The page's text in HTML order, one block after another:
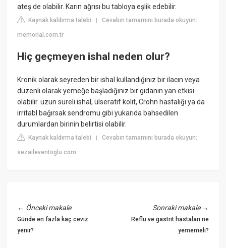
ateş de olabilir. Karın ağrısı bu tabloya eşlik edebilir.
Kaynak kaldırma talebi |Cevabın tamamını burada okuyun:
memorial.com.tr
Hiç geçmeyen ishal neden olur?
Kronik olarak seyreden bir ishal kullandığınız bir ilacın veya
düzenli olarak yemeğe başladığınız bir gıdanın yan etkisi
olabilir. uzun süreli ishal, ülseratif kolit, Crohn hastalığı ya da
irritabl bağırsak sendromu gibi yukarıda bahsedilen
durumlardan birinin belirtisi olabilir.
Kaynak kaldırma talebi |Cevabın tamamını burada okuyun:
sezaileventoglu.com
← Önceki makale
Günde en fazla kaç ceviz
yenir?
Sonraki makale→
Reflü ve gastrit hastaları ne
yememeli?